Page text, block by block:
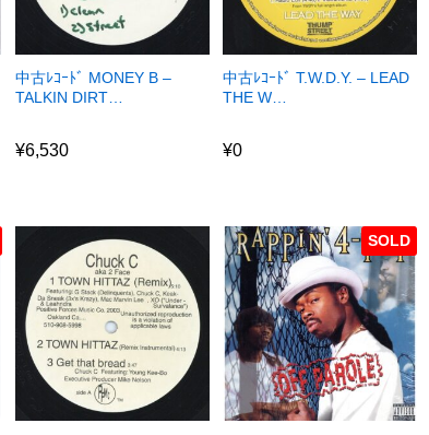
中古ﾚｺｰﾄﾞ MONEY B –
TALKIN DIRT…
¥6,530
中古ﾚｺｰﾄﾞ T.W.D.Y. – LEAD
THE W…
¥0
SOLD